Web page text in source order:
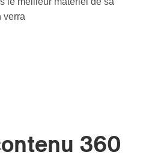
verra
360